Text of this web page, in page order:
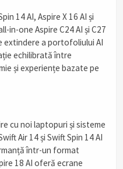
14 AI, Aspire X 16 AI și
in-one Aspire C24 AI și C27
extindere a portofoliului AI
echilibrată între
și experiențe bazate pe
cu noi laptopuri și sisteme
Air 14 și Swift Spin 14 AI
într-un format
18 AI oferă ecrane